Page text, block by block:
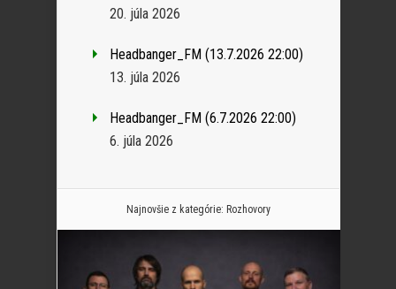
20. júla 2026
Headbanger_FM (13.7.2026 22:00)
13. júla 2026
Headbanger_FM (6.7.2026 22:00)
6. júla 2026
Najnovšie z kategórie: Rozhovory